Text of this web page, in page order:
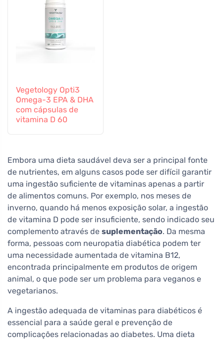
Vegetology Opti3
Omega-3 EPA & DHA
com cápsulas de
vitamina D 60
Embora uma dieta saudável deva ser a principal fonte
de nutrientes, em alguns casos pode ser difícil garantir
uma ingestão suficiente de vitaminas apenas a partir
de alimentos comuns. Por exemplo, nos meses de
inverno, quando há menos exposição solar, a ingestão
de vitamina D pode ser insuficiente, sendo indicado seu
complemento através de suplementação. Da mesma
forma, pessoas com neuropatia diabética podem ter
uma necessidade aumentada de vitamina B12,
encontrada principalmente em produtos de origem
animal, o que pode ser um problema para veganos e
vegetarianos.
A ingestão adequada de vitaminas para diabéticos é
essencial para a saúde geral e prevenção de
complicações relacionadas ao diabetes. Uma dieta